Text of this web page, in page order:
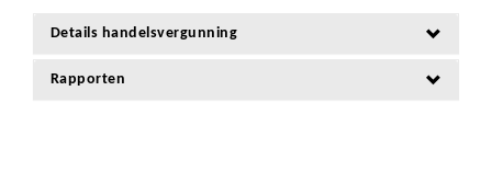
Details handelsvergunning
Rapporten